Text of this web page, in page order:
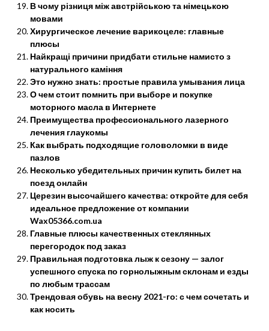
В чому різниця між австрійською та німецькою
мовами
Хирургическое лечение варикоцеле: главные
плюсы
Найкращі причини придбати стильне намисто з
натурального каміння
Это нужно знать: простые правила умывания лица
О чем стоит помнить при выборе и покупке
моторного масла в Интернете
Преимущества профессионального лазерного
лечения глаукомы
Как выбрать подходящие головоломки в виде
пазлов
Несколько убедительных причин купить билет на
поезд онлайн
Церезин высочайшего качества: откройте для себя
идеальное предложение от компании
Wax05366.com.ua
Главные плюсы качественных стеклянных
перегородок под заказ
Правильная подготовка лыж к сезону — залог
успешного спуска по горнолыжным склонам и езды
по любым трассам
Трендовая обувь на весну 2021-го: с чем сочетать и
как носить